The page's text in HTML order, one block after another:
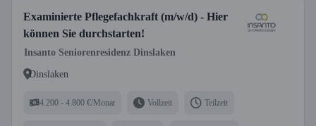
Examinierte Pflegefachkraft (m/w/d) - Hier
können Sie durchstarten!
Insanto Seniorenresidenz Dinslaken
Dinslaken
4.200 - 4.800 €/Monat Vollzeit Teilzeit